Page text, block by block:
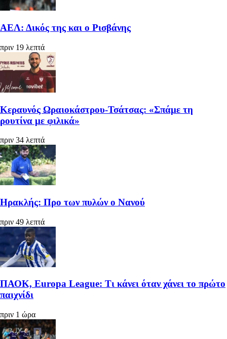
ΑΕΛ: Δικός της και ο Ρισβάνης
πριν 19 λεπτά
Κεραυνός Ωραιοκάστρου-Τσάτσας: «Σπάμε τη
ρουτίνα με φιλικά»
πριν 34 λεπτά
Ηρακλής: Προ των πυλών ο Νανού
πριν 49 λεπτά
ΠΑΟΚ, Europa League: Τι κάνει όταν χάνει το πρώτο
παιχνίδι
πριν 1 ώρα